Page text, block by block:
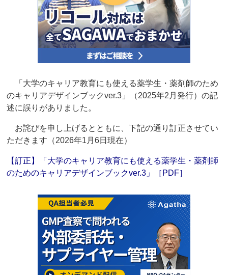
「大学のキャリア教育にも使える薬学生・薬剤師のため
のキャリアデザインブックver.3」（2025年2月発行）の記
述に誤りがありました。
お詫びを申し上げるとともに、下記の通り訂正させてい
ただきます（2026年1月6日現在）
【訂正】「大学のキャリア教育にも使える薬学生・薬剤師
のためのキャリアデザインブックver.3」［PDF］